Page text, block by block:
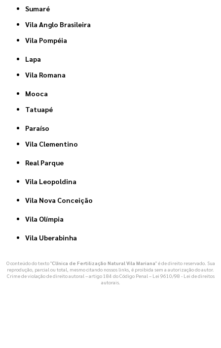
Sumaré
Vila Anglo Brasileira
Vila Pompéia
Lapa
Vila Romana
Mooca
Tatuapé
Paraíso
Vila Clementino
Real Parque
Vila Leopoldina
Vila Nova Conceição
Vila Olímpia
Vila Uberabinha
O conteúdo do texto "Clínica de Fertilização Natural Vila Mariana" é de direito reservado. Sua
reprodução, parcial ou total, mesmo citando nossos links, é proibida sem a autorização do autor.
Crime de violação de direito autoral – artigo 184 do Código Penal – Lei 9610/98 - Lei de direitos
autorais.